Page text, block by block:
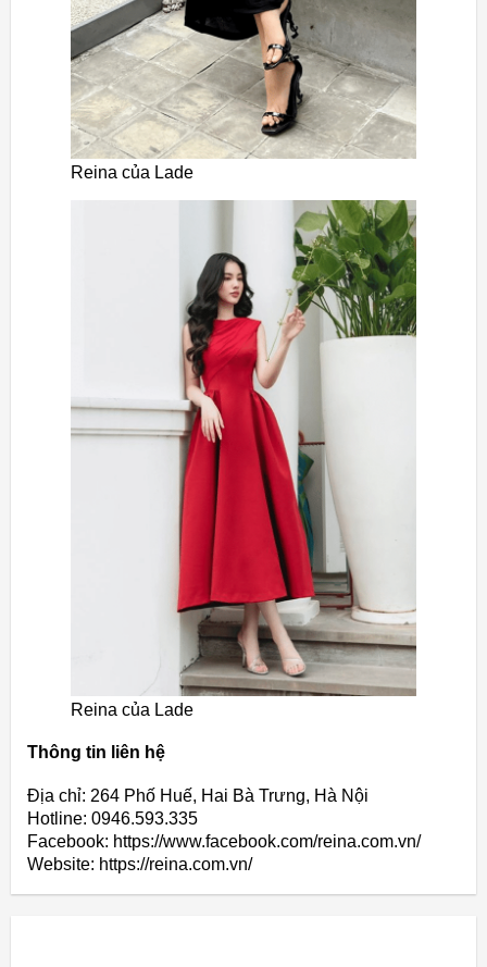
Reina của Lade
Reina của Lade
Thông tin liên hệ
Địa chỉ: 264 Phố Huế, Hai Bà Trưng, Hà Nội
Hotline: 0946.593.335
Facebook: https://www.facebook.com/reina.com.vn/
Website: https://reina.com.vn/